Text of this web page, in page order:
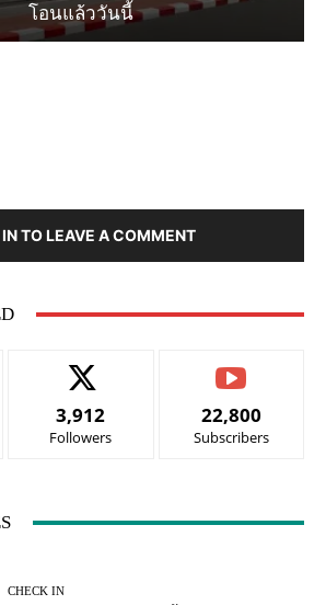
โอนแล้ววันนี้
TO LEAVE A COMMENT
3,912
Followers
22,800
Subscribers
CHECK IN